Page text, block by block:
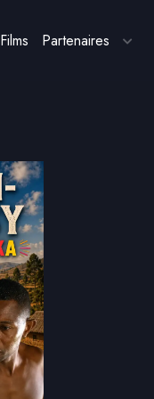
Films Partenaires